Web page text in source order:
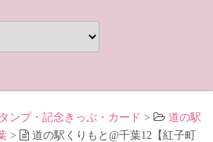
ンプ・記念きっぷ・カード >
道の駅
>
道の駅くりもと@千葉12【紅子町